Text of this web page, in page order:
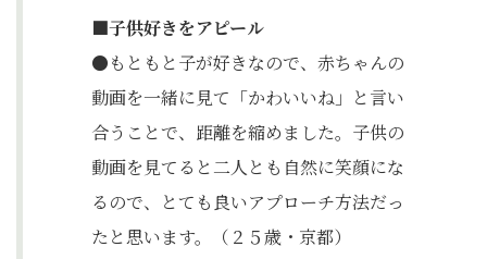
■子供好きをアピール
●もともと子が好きなので、赤ちゃんの
動画を一緒に見て「かわいいね」と言い
合うことで、距離を縮めました。子供の
動画を見てると二人とも自然に笑顔にな
るので、とても良いアプローチ方法だっ
たと思います。（２５歳・京都）